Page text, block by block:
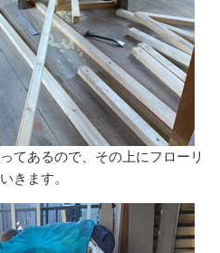
てあるので、その上にフローリ
きます。